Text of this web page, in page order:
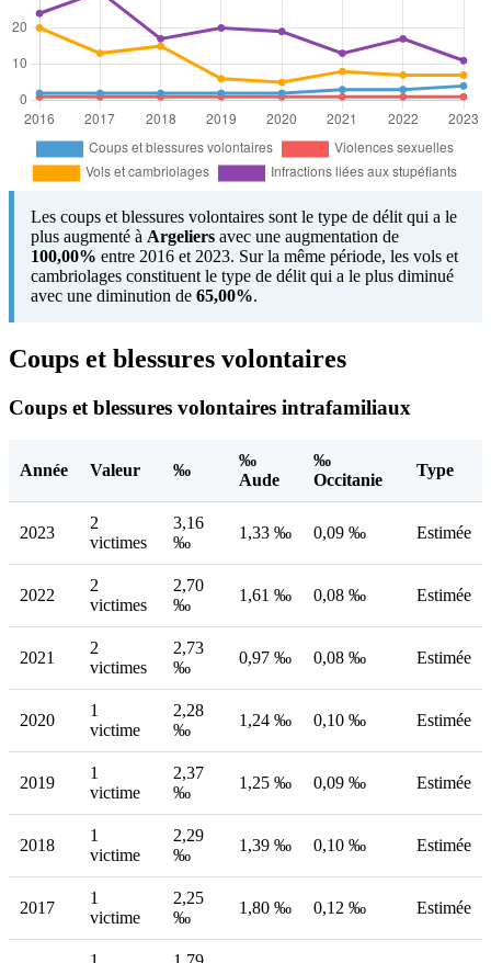
Les coups et blessures volontaires sont le type de délit qui a le
plus augmenté à Argeliers avec une augmentation de
100,00% entre 2016 et 2023. Sur la même période, les vols et
cambriolages constituent le type de délit qui a le plus diminué
avec une diminution de 65,00%.
Coups et blessures volontaires
Coups et blessures volontaires intrafamiliaux
Année Valeur ‰
‰
Aude
‰
Occitanie
Type
2023
2
victimes
3,16
‰
1,33 ‰ 0,09 ‰ Estimée
2022
2
victimes
2,70
‰
1,61 ‰ 0,08 ‰ Estimée
2021
2
victimes
2,73
‰
0,97 ‰ 0,08 ‰ Estimée
2020
1
victime
2,28
‰
1,24 ‰ 0,10 ‰ Estimée
2019
1
victime
2,37
‰
1,25 ‰ 0,09 ‰ Estimée
2018
1
victime
2,29
‰
1,39 ‰ 0,10 ‰ Estimée
2017
1
victime
2,25
‰
1,80 ‰ 0,12 ‰ Estimée